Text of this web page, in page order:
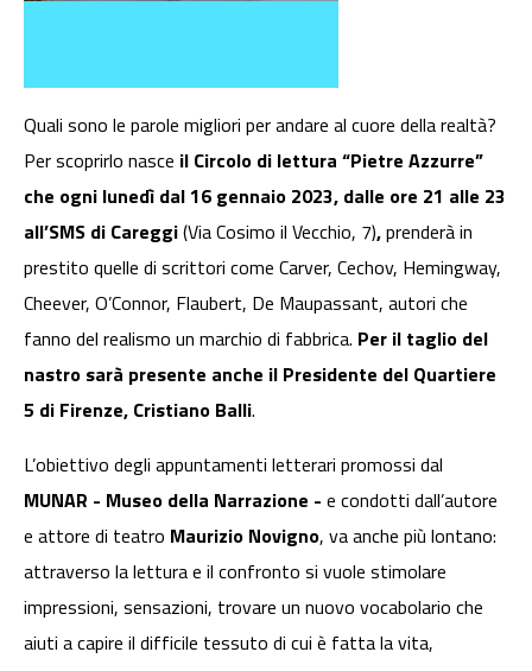
Quali sono le parole migliori per andare al cuore della realtà?
Per scoprirlo nasce il Circolo di lettura “Pietre Azzurre”
che ogni lunedì dal 16 gennaio 2023, dalle ore 21 alle 23
all’SMS di Careggi(Via Cosimo il Vecchio, 7),prenderà in
prestito quelle di scrittori come Carver, Cechov, Hemingway,
Cheever, O’Connor, Flaubert, De Maupassant, autori che
fanno del realismo un marchio di fabbrica. Per il taglio del
nastro sarà presente anche il Presidente del Quartiere
5 di Firenze, Cristiano Balli.
L’obiettivo degli appuntamenti letterari promossi dal
MUNAR - Museo della Narrazione - e condotti dall’autore
e attore di teatro Maurizio Novigno, va anche più lontano:
attraverso la lettura e il confronto si vuole stimolare
impressioni, sensazioni, trovare un nuovo vocabolario che
aiuti a capire il difficile tessuto di cui è fatta la vita,